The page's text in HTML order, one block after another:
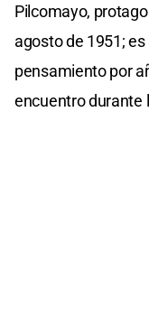
Pilcomayo,
agosto de 1951;
pensamiento por
encuentro durante